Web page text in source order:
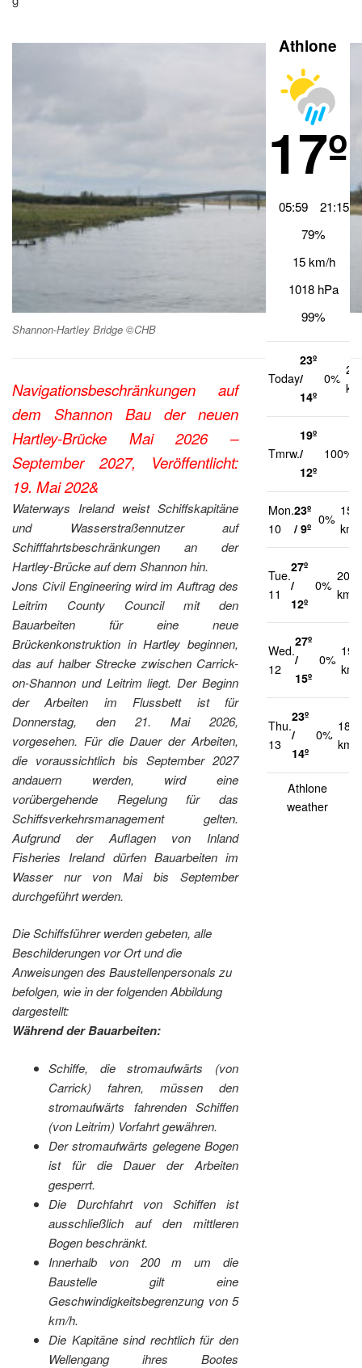
Shannon-Hartley Bridge ©CHB
Navigationsbeschränkungen auf
dem Shannon Bau der neuen
Hartley-Brücke Mai 2026 –
September 2027, Veröffentlicht:
19. Mai 202&
Waterways Ireland weist Schiffskapitäne
und Wasserstraßennutzer auf
Schifffahrtsbeschränkungen an der
Hartley-Brücke auf dem Shannon hin.
Jons Civil Engineering wird im Auftrag des
Leitrim County Council mit den
Bauarbeiten für eine neue
Brückenkonstruktion in Hartley beginnen,
das auf halber Strecke zwischen Carrick-
on-Shannon und Leitrim liegt. Der Beginn
der Arbeiten im Flussbett ist für
Donnerstag, den 21. Mai 2026,
vorgesehen. Für die Dauer der Arbeiten,
die voraussichtlich bis September 2027
andauern werden, wird eine
vorübergehende Regelung für das
Schiffsverkehrsmanagement gelten.
Aufgrund der Auflagen von Inland
Fisheries Ireland dürfen Bauarbeiten im
Wasser nur von Mai bis September
durchgeführt werden.
Die Schiffsführer werden gebeten, alle
Beschilderungen vor Ort und die
Anweisungen des Baustellenpersonals zu
befolgen, wie in der folgenden Abbildung
dargestellt:
Während der Bauarbeiten:
Schiffe, die stromaufwärts (von
Carrick) fahren, müssen den
stromaufwärts fahrenden Schiffen
(von Leitrim) Vorfahrt gewähren.
Der stromaufwärts gelegene Bogen
ist für die Dauer der Arbeiten
gesperrt.
Die Durchfahrt von Schiffen ist
ausschließlich auf den mittleren
Bogen beschränkt.
Innerhalb von 200 m um die
Baustelle gilt eine
Geschwindigkeitsbegrenzung von 5
km/h.
Die Kapitäne sind rechtlich für den
Wellengang ihres Bootes
Athlone
17º
05:59
21:15
79%
15 km/h
1018 hPa
99%
Today
23º
/
14º
0%
22
Tmrw.
19º
/
12º
100%
Mon.
10
23º
/ 9º
0%
15
km/
Tue.
11
27º
/
12º
0%
20
km/h
Wed.
12
27º
/
15º
0%
19
Thu.
13
23º
/
14º
0%
18
km/h
Athlone
weather